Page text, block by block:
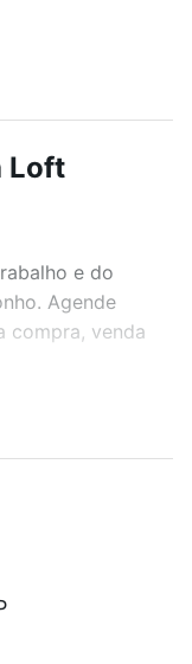
Loft
e do
Agende
compra, venda
suítes, com
encontrar
R$ 0 e com
de